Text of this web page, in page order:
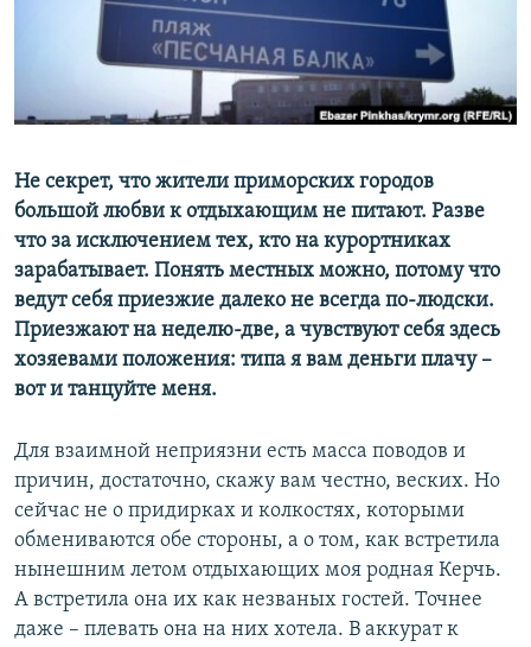
ПОБЕДИТЕЛЕЙ НЕ СУДЯТ?
КРЫМ.НЕПОКОРЕННЫЙ
ПРИСОЕДИНЯЙТЕСЬ!
Все сайты RFE/RL
Не секрет, что жители приморских городов
большой любви к отдыхающим не питают. Разве
что за исключением тех, кто на курортниках
зарабатывает. Понять местных можно, потому что
ведут себя приезжие далеко не всегда по-людски.
Приезжают на неделю-две, а чувствуют себя здесь
хозяевами положения: типа я вам деньги плачу –
вот и танцуйте меня.
Для взаимной неприязни есть масса поводов и
причин, достаточно, скажу вам честно, веских. Но
сейчас не о придирках и колкостях, которыми
обмениваются обе стороны, а о том, как встретила
нынешним летом отдыхающих моя родная Керчь.
А встретила она их как незваных гостей. Точнее
даже – плевать она на них хотела. В аккурат к